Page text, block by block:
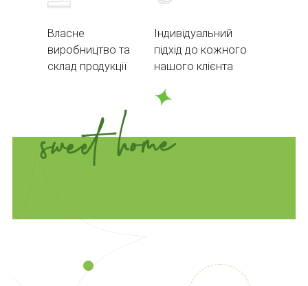
Власне
виробництво та
склад продукції
Індивідуальний
підхід до кожного
нашого клієнта